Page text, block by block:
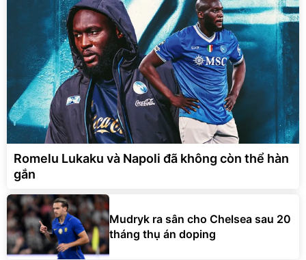
Romelu Lukaku và Napoli đã không còn thể hàn
gắn
Mudryk ra sân cho Chelsea sau 20
tháng thụ án doping